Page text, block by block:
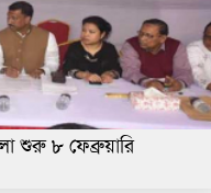
শুরু ৮ ফেব্রুয়ারি